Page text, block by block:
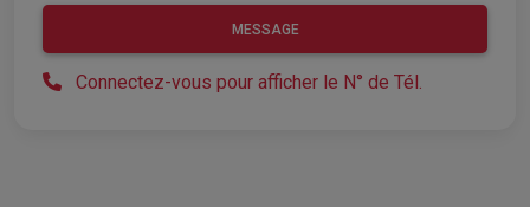
MESSAGE
Connectez-vous pour afficher le N° de Tél.